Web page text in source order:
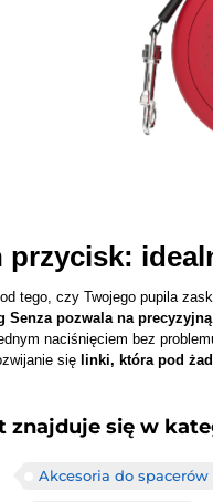
przycisk:
tego, czy Twojego pupila
Senza pozwala na
naciśnięciem bez
się linki, która pod
znajduje się w
Akcesoria do spacerów